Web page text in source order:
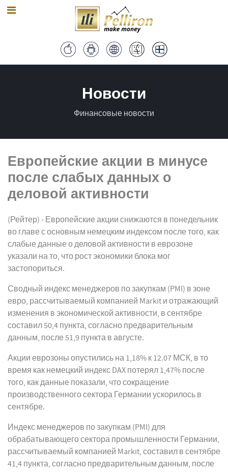
Новости
Финансовые новости
Европейские акции в минусе
после слабых данных о
деловой активности
(Рейтер) - Европейские акции снижаются в понедельник
во главе с основным немецким индексом после того, как
слабые данные о деловой активности в еврозоне
указали на то, что рост экономики блока мог
застопориться.
Сводный индекс менеджеров по закупкам (PMI) в зоне
евро, рассчитываемый компанией Markit и отражающий
изменения в экономической активности, в сентябре
составил 50,4 пункта, согласно предварительным
данным, после 51,9 пункта в августе.
Акции еврозоны опустились на 1,18% к 12.07 МСК, в то
время как немецкий индекс DAX потерял 1,47% после
того, как данные показали, что сокращение
производственного сектора Германии ускорилось в
сентябре.
Индекс менеджеров по закупкам (PMI) для
обрабатывающего сектора промышленности Германии,
рассчитываемый компанией Markit, составил в сентябре
41,4 пункта, согласно предварительным данным, после